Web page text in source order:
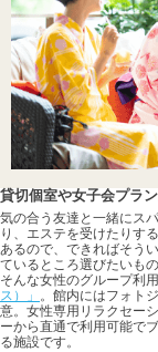
貸切個室や女子会プラ
気の合う友達と一緒にス
り、エステを受けたりす
あるので、できればそう
ているところ選びたいもの
そんな女性のグループ利
ス）」 。館内にはフォト
意。女性専用リラクセー
ーから直通で利用可能で
る施設です。